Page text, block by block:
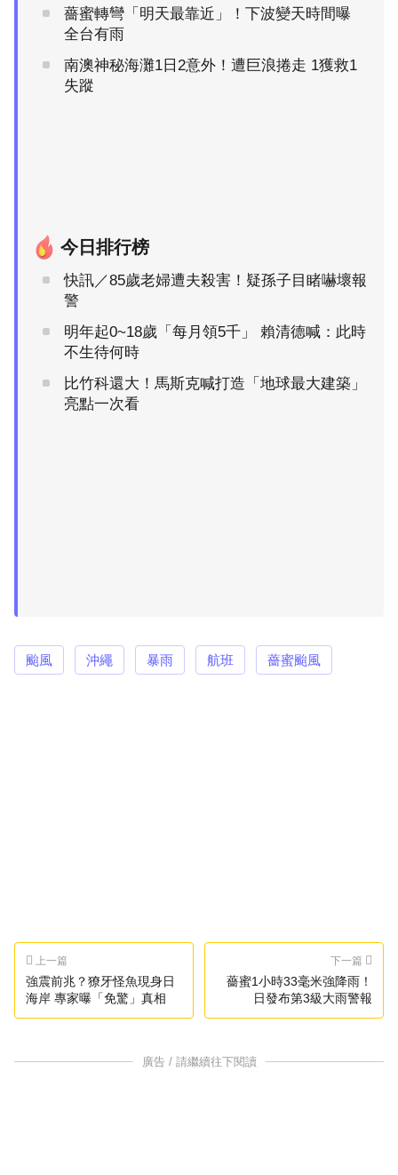
薔蜜轉彎「明天最靠近」！下波變天時間曝
全台有雨
南澳神秘海灘1日2意外！遭巨浪捲走 1獲救1
失蹤
今日排行榜
快訊／85歲老婦遭夫殺害！疑孫子目睹嚇壞報
警
明年起0~18歲「每月領5千」 賴清德喊：此時
不生待何時
比竹科還大！馬斯克喊打造「地球最大建築」
亮點一次看
颱風 沖繩 暴雨 航班 薔蜜颱風
上一篇
強震前兆？獠牙怪魚現身日
海岸 專家曝「免驚」真相
下一篇
薔蜜1小時33毫米強降雨！
日發布第3級大雨警報
廣告 / 請繼續往下閱讀